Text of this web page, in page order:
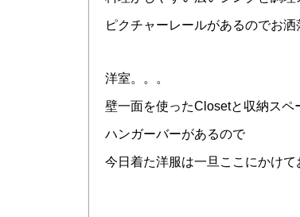
ピクチャーレールがあるのでお
洋室。。。
壁一面を使ったClosetと収納スペ
ハンガーバーがあるので
今日着た洋服は一旦ここにかけて